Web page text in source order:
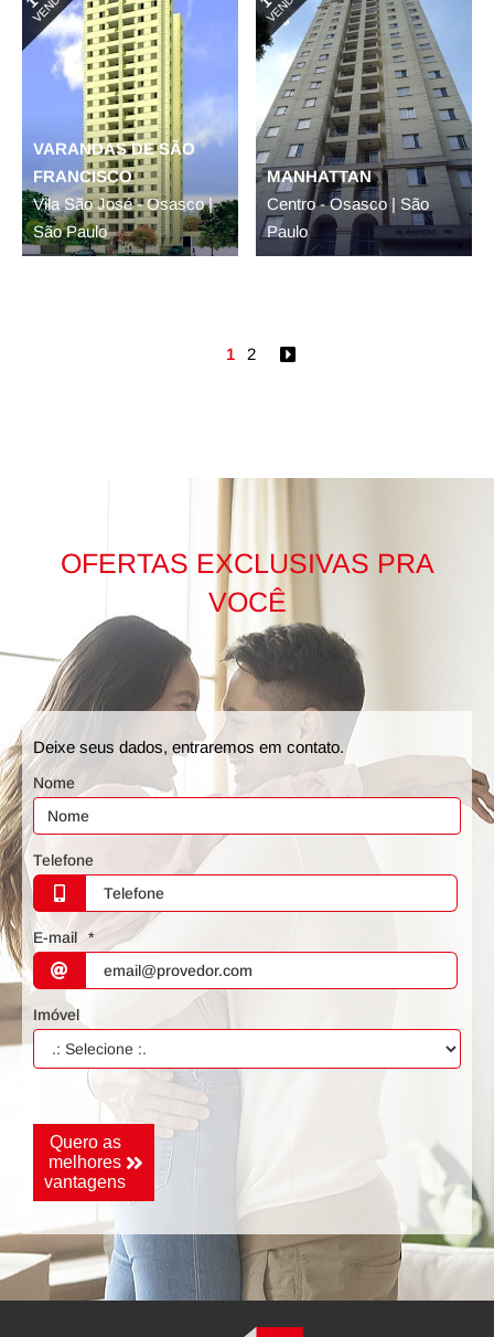
VARANDAS DE SÃO
FRANCISCO
Vila São José - Osasco |
São Paulo
MANHATTAN
Centro - Osasco | São
Paulo
1 2
OFERTAS EXCLUSIVAS PRA
VOCÊ
Deixe seus dados, entraremos em contato.
Nome
Telefone
E-mail *
Imóvel
Quero as
melhores
vantagens